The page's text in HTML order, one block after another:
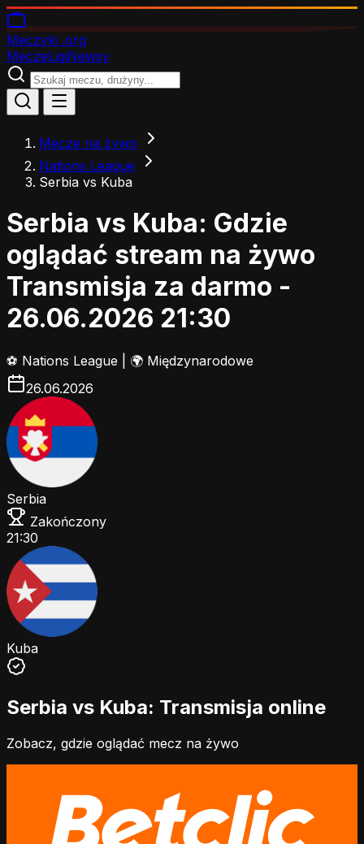
Meczyki .org
MeczeLigiNewsy
Mecze na żywo
Nations League
Serbia vs Kuba
Serbia vs Kuba: Gdzie
oglądać stream na żywo
Transmisja za darmo -
26.06.2026 21:30
⚽ Nations League
🌍 Międzynarodowe
26.06.2026
Serbia
Zakończony
21:30
Kuba
Serbia vs Kuba: Transmisja online
Zobacz, gdzie oglądać mecz na żywo